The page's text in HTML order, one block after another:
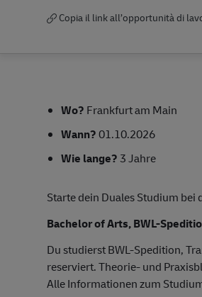
Copia il link all’opportunità di
Wo? Frankfurt am Main
Wann?01.10.2026
Wie lange? 3 Jahre
Starte dein Duales Studium bei
Bachelor of Arts, BWL-
Du studierst BWL-Spedition,
reserviert. Theorie- und
Alle Informationen zum